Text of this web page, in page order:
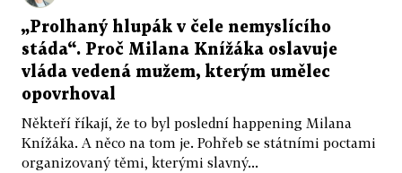
„Prolhaný hlupák v čele nemyslícího
stáda“. Proč Milana Knížáka oslavuje
vláda vedená mužem, kterým umělec
opovrhoval
Někteří říkají, že to byl poslední happening Milana
Knížáka. A něco na tom je. Pohřeb se státními poctami
organizovaný těmi, kterými slavný...